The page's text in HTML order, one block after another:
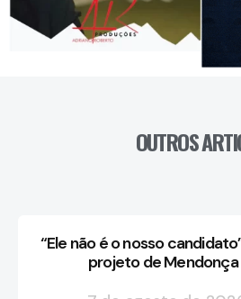
OUTROS
“Ele não é o nosso
projeto de Mendonça